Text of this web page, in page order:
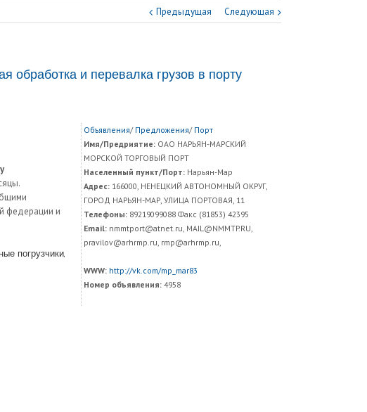
Предыдущая Следующая
обработка и перевалка грузов в порту
федерации и
погрузчики,
Объявления/ Предложения/ Порт
Имя/Предриятие: ОАО НАРЬЯН-МАРСКИЙ
МОРСКОЙ ТОРГОВЫЙ ПОРТ
Населенный пункт/Порт: Нарьян-Мар
Адрес: 166000, НЕНЕЦКИЙ АВТОНОМНЫЙ ОКРУГ,
ГОРОД НАРЬЯН-МАР, УЛИЦА ПОРТОВАЯ, 11
Телефоны: 89219099088 Факс (81853) 42395
Email: nmmtport@atnet.ru, MAIL@NMMTP.RU,
pravilov@arhrmp.ru, rmp@arhrmp.ru,
WWW: http://vk.com/mp_mar83
Номер объявления: 4958